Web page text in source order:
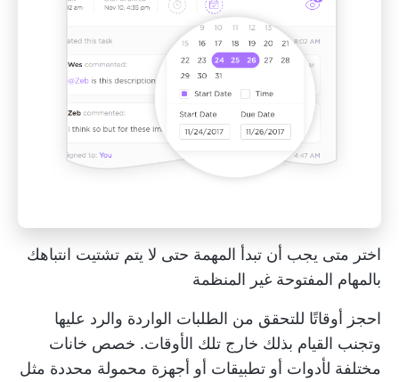
اختر متى يجب أن تبدأ المهمة حتى لا يتم تشتيت انتباهك
بالمهام المفتوحة غير المنظمة
احجز أوقاتًا للتحقق من الطلبات الواردة والرد عليها
وتجنب القيام بذلك خارج تلك الأوقات. خصص خانات
مختلفة لأدوات أو تطبيقات أو أجهزة محمولة محددة مثل